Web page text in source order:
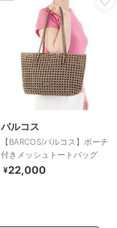
バルコス
【BARCOS/バルコス】ポーチ
付きメッシュトートバッグ
¥22,000